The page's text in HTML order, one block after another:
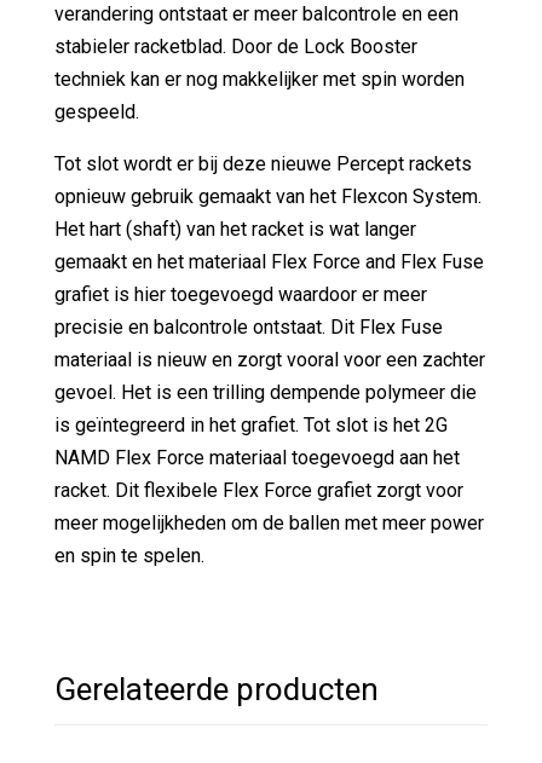
verandering ontstaat er meer balcontrole en een
stabieler racketblad. Door de Lock Booster
techniek kan er nog makkelijker met spin worden
gespeeld.
Tot slot wordt er bij deze nieuwe Percept rackets
opnieuw gebruik gemaakt van het Flexcon System.
Het hart (shaft) van het racket is wat langer
gemaakt en het materiaal Flex Force and Flex Fuse
grafiet is hier toegevoegd waardoor er meer
precisie en balcontrole ontstaat. Dit Flex Fuse
materiaal is nieuw en zorgt vooral voor een zachter
gevoel. Het is een trilling dempende polymeer die
is geïntegreerd in het grafiet. Tot slot is het 2G
NAMD Flex Force materiaal toegevoegd aan het
racket. Dit flexibele Flex Force grafiet zorgt voor
meer mogelijkheden om de ballen met meer power
en spin te spelen.
Gerelateerde producten